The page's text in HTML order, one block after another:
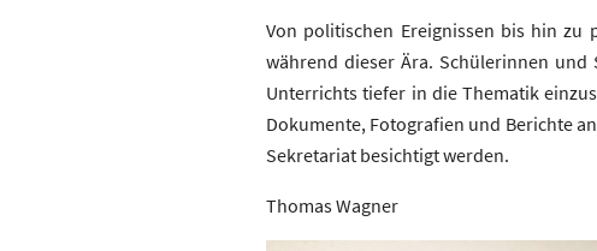
Von politischen Ereignissen bis hin zu
während dieser Ära. Schülerinnen
Unterrichts tiefer in die Thematik
Dokumente, Fotografien und Berichte
Sekretariat besichtigt werden.
Thomas Wagner